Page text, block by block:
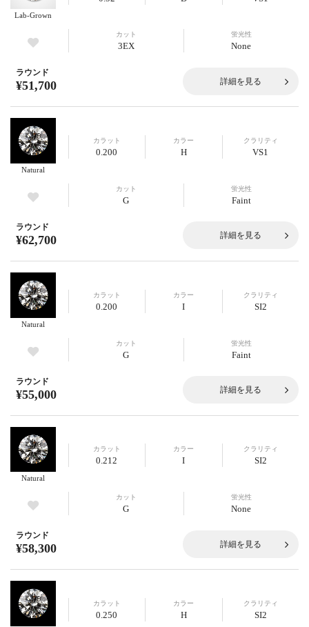
Lab-Grown
カット
3EX
蛍光性
None
ラウンド
¥51,700 詳細を見る
Natural
カラット
0.200
カラー
H
クラリティ
VS1
カット
G
蛍光性
Faint
ラウンド
¥62,700 詳細を見る
Natural
カラット
0.200
カラー
I
クラリティ
SI2
カット
G
蛍光性
Faint
ラウンド
¥55,000 詳細を見る
Natural
カラット
0.212
カラー
I
クラリティ
SI2
カット
G
蛍光性
None
ラウンド
¥58,300 詳細を見る
カラット
0.250
カラー
H
クラリティ
SI2